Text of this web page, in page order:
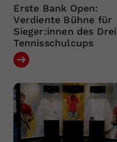
Erste Bank Open:
Verdiente Bühne für
Sieger:innen des Drei
Tennisschulcups